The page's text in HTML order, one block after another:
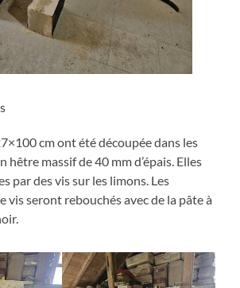
cm ont été découpée dans les
hêtre massif de 40 mm d’épais. Elles
par des vis sur les limons. Les
vis seront rebouchés avec de la pâte à